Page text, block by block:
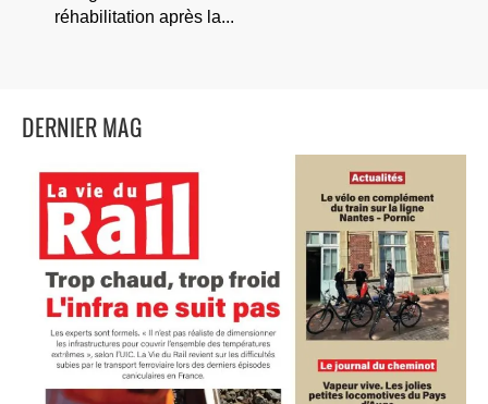
réhabilitation après la...
DERNIER MAG